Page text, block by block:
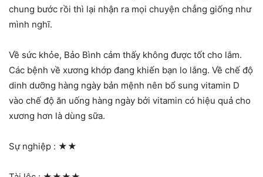
chung bước rồi thì lại nhận ra mọi chuyện chẳng giống như
mình nghĩ.
Về sức khỏe, Bảo Bình cảm thấy không được tốt cho lắm.
Các bệnh về xương khớp đang khiến bạn lo lắng. Về chế độ
dinh dưỡng hàng ngày bản mệnh nên bổ sung vitamin D
vào chế độ ăn uống hàng ngày bởi vitamin có hiệu quả cho
xương hơn là dùng sữa.
Sự nghiệp : ★★